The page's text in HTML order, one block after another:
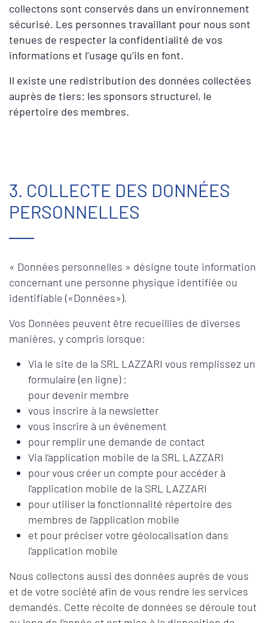
collectons sont conservés dans un environnement
sécurisé. Les personnes travaillant pour nous sont
tenues de respecter la confidentialité de vos
informations et l’usage qu’ils en font.
Il existe une redistribution des données collectées
auprès de tiers: les sponsors structurel, le
répertoire des membres.
3. COLLECTE DES DONNÉES
PERSONNELLES
« Données personnelles » désigne toute information
concernant une personne physique identifiée ou
identifiable («Données»).
Vos Données peuvent être recueillies de diverses
manières, y compris lorsque:
Via le site de la SRL LAZZARI vous remplissez un
formulaire (en ligne) :
pour devenir membre
vous inscrire à la newsletter
vous inscrire à un événement
pour remplir une demande de contact
Via l’application mobile de la SRL LAZZARI
pour vous créer un compte pour accéder à
l’application mobile de la SRL LAZZARI
pour utiliser la fonctionnalité répertoire des
membres de l’application mobile
et pour préciser votre géolocalisation dans
l’application mobile
Nous collectons aussi des données auprès de vous
et de votre société afin de vous rendre les services
demandés. Cette récolte de données se déroule tout